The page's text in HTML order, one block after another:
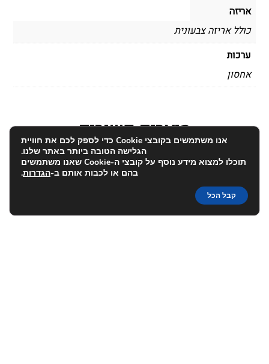
אריזה
כולל אריזה צבעונית
ערכות
אחסון
מוצרים קשורים
יחידות), ליבי – Libbey
89.00
צנצנת זכוכית אחסון (סט 3
אנו משתמשים בקובצי Cookie כדי לספק לכם את חוויית
הגלישה הטובה ביותר באתר שלנו.
תוכלו למצוא מידע נוסף על קובצי ה-Cookie שאנו משתמשים
בהם או לכבות אותם ב-הגדרות.
קבל הכל